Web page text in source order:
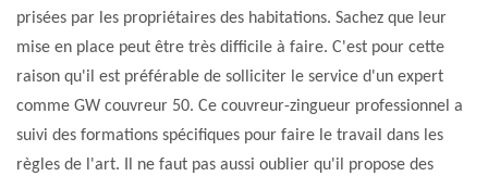
prisées par les propriétaires des habitations. Sachez que leur
mise en place peut être très difficile à faire. C'est pour cette
raison qu'il est préférable de solliciter le service d'un expert
comme GW couvreur 50. Ce couvreur-zingueur professionnel a
suivi des formations spécifiques pour faire le travail dans les
règles de l'art. Il ne faut pas aussi oublier qu'il propose des